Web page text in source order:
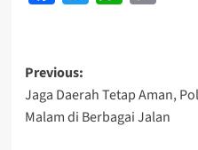
Post
navigation
Previous:
Jaga Daerah Tetap Aman,
Malam di Berbagai Jalan